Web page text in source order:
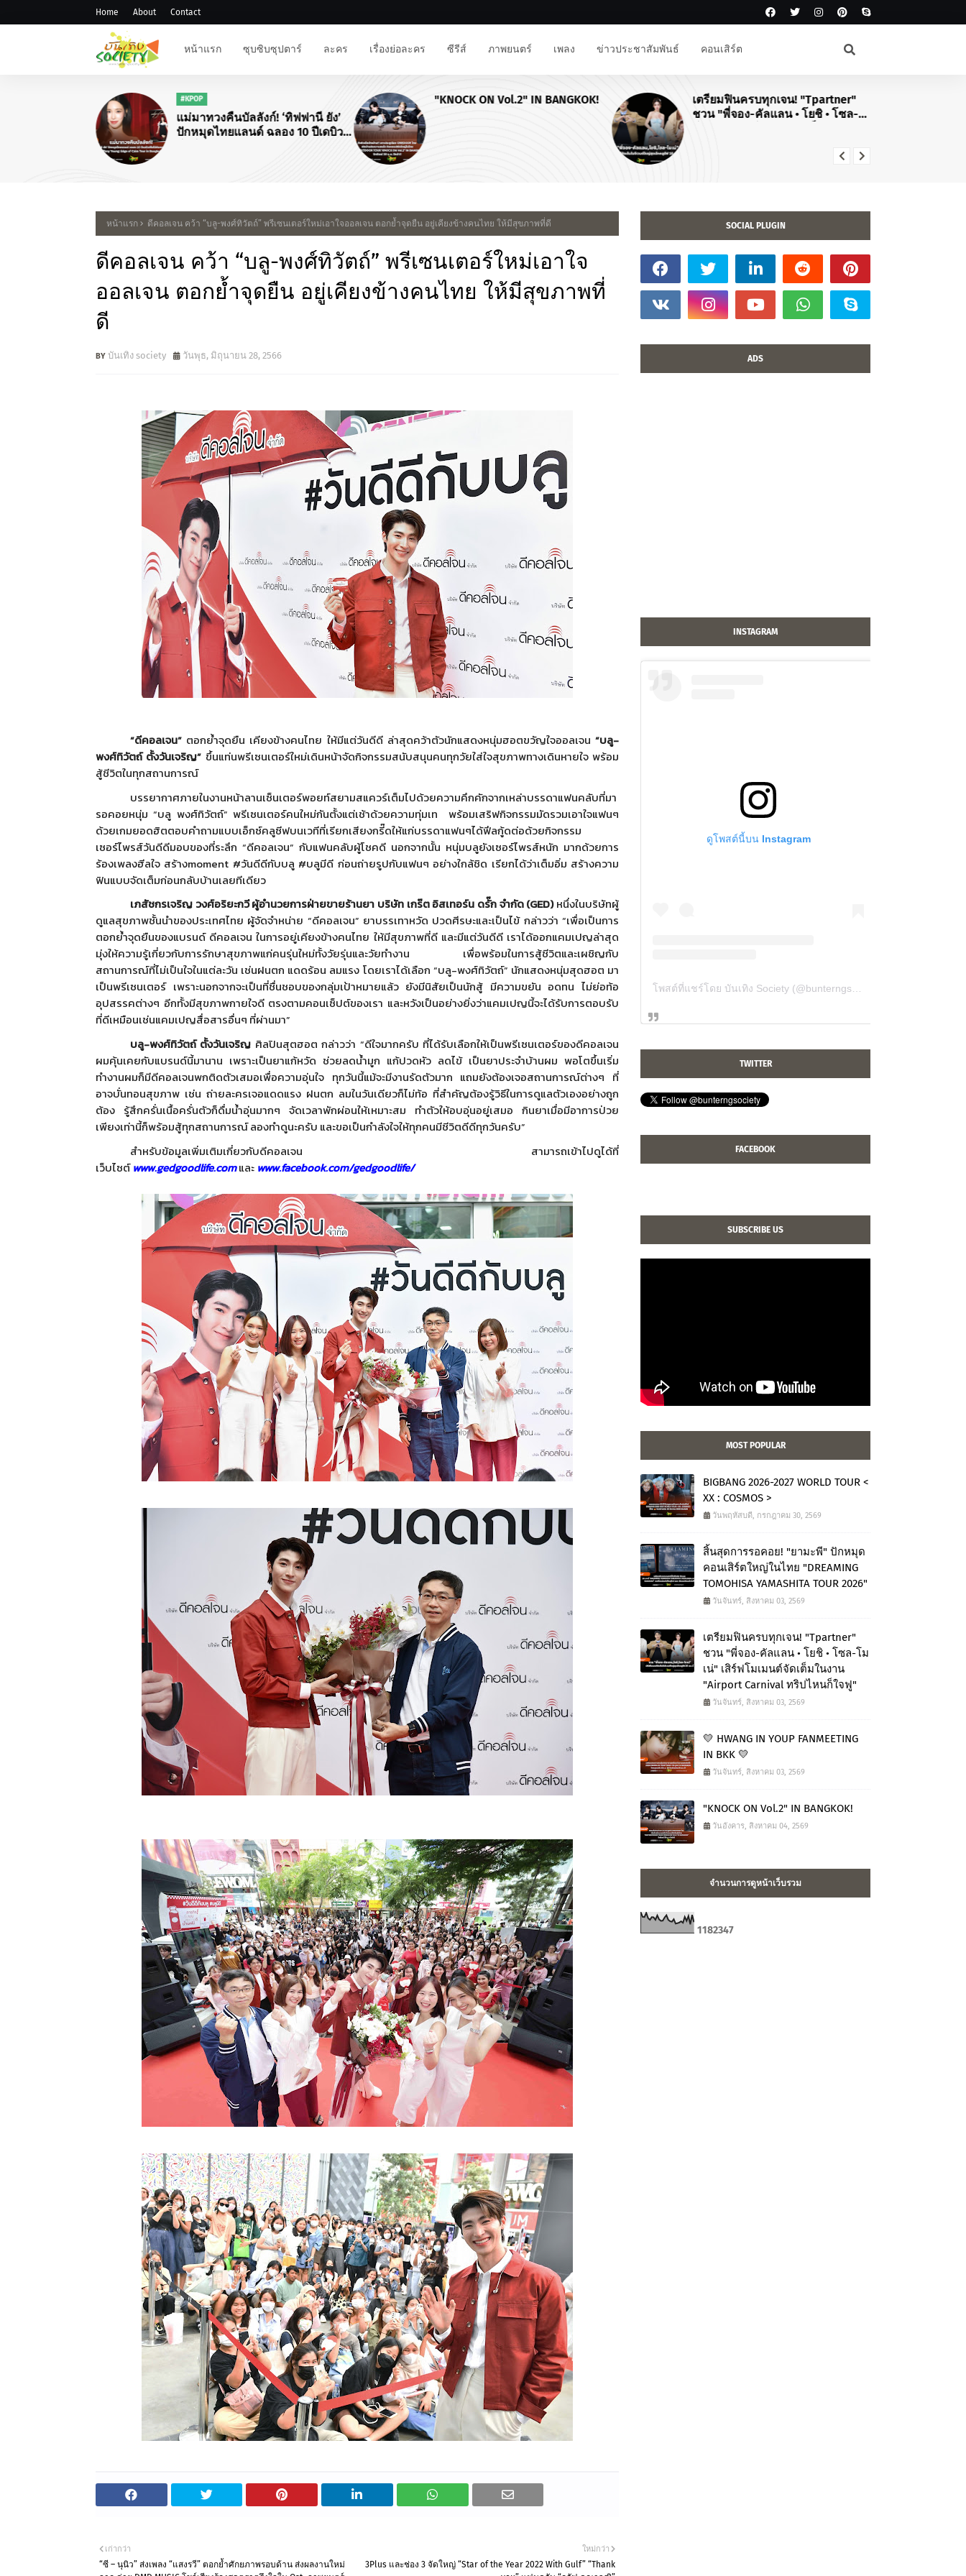
Home About Contact
หน้าแรก ซุบซิบซุปตาร์ ละคร เรื่องย่อละคร ซีรีส์ ภาพยนตร์ เพลง ข่าวประชาสัมพันธ์ คอนเสิร์ต
#KPOP
แม่มาทวงคืนบัลลังก์! ‘ทิฟฟานี ยัง’
ปักหมุดไทยแลนด์ ฉลอง 10 ปีเดบิวต์
"KNOCK ON Vol.2" IN BANGKOK!
เตรียมฟินครบทุกเจน! "Tpartner"
ชวน "พี่จอง-คัลแลน • โยชิ • โซล-
หน้าแรก ดีคอลเจน คว้า “บลู-พงศ์ทิวัตถ์” พรีเซนเตอร์ใหม่เอาใจออลเจน ตอกย้ำจุดยืน อยู่เคียงข้างคนไทย ให้มีสุขภาพที่ดี
ดีคอลเจน คว้า “บลู-พงศ์ทิวัตถ์” พรีเซนเตอร์ใหม่เอาใจ
ออลเจน ตอกย้ำจุดยืน อยู่เคียงข้างคนไทย ให้มีสุขภาพที่
ดี
บันเทิง society วันพุธ, มิถุนายน 28, 2566
“ดีคอลเจน” ตอกย้ำจุดยืน เคียงข้างคนไทย ให้มีแต่วันดีดี ล่าสุดคว้าตัวนักแสดงหนุ่มฮอตขวัญใจออลเจน“บลู-
พงศ์ทิวัตถ์ ตั้งวันเจริญ” ขึ้นแท่นพรีเซนเตอร์ใหม่เดินหน้าจัดกิจกรรมสนับสนุนคนทุกวัยใส่ใจสุขภาพทางเดินหายใจ พร้อม
สู้ชีวิตในทุกสถานการณ์
บรรยากาศภายในงานหน้าลานเซ็นเตอร์พอยท์สยามสแควร์เต็มไปด้วยความคึกคักจากเหล่าบรรดาแฟนคลับที่มา
รอคอยหนุ่ม “บลู พงศ์ทิวัตถ์” พรีเซนเตอร์คนใหม่กันตั้งแต่เช้าด้วยความทุ่มเท พร้อมเสริฟกิจกรรมมัดรวมเอาใจแฟนๆ
ด้วยเกมยอดฮิตตอบคำถามแบบเอ็กซ์คลูซีฟบนเวทีที่เรียกเสียงกรี๊ดให้แก่บรรดาแฟนๆได้ฟีลกู้ดต่อด้วยกิจกรรม
เซอร์ไพรส์วันดีดีมอบของที่ระลึก “ดีคอลเจน” กับแฟนคลับผู้โชคดี นอกจากนั้น หนุ่มบลูยังเซอร์ไพรส์หนัก มากด้วยการ
ร้องเพลงฮีลใจ สร้างmoment #วันดีดีกับบลู #บลูมีดี ก่อนถ่ายรูปกับแฟนๆ อย่างใกล้ชิด เรียกได้ว่าเต็มอิ่ม สร้างความ
ฟินแบบจัดเต็มก่อนกลับบ้านเลยทีเดียว
เภสัชกรเจริญ วงศ์อริยะกวี ผู้อำนวยการฝ่ายขายร้านยา บริษัท เกร๊ต อิสเทอร์น ดรั๊ก จำกัด (GED) หนึ่งในบริษัทผู้
ดูแลสุขภาพชั้นนำของประเทศไทย ผู้จัดจำหน่าย “ดีคอลเจน” ยาบรรเทาหวัด ปวดศีรษะและเป็นไข้ กล่าวว่า “เพื่อเป็นการ
ตอกย้ำจุดยืนของแบรนด์ ดีคอลเจน ในการอยู่เคียงข้างคนไทย ให้มีสุขภาพที่ดี และมีแต่วันดีดี เราได้ออกแคมเปญล่าสุด
มุ่งให้ความรู้เกี่ยวกับการรักษาสุขภาพแก่คนรุ่นใหม่ทั้งวัยรุ่นและวัยทำงาน เพื่อพร้อมในการสู้ชีวิตและเผชิญกับ
สถานการณ์ที่ไม่เป็นใจในแต่ละวัน เช่นฝนตก แดดร้อน ลมแรง โดยเราได้เลือก “บลู-พงศ์ทิวัตถ์” นักแสดงหนุ่มสุดฮอต มา
เป็นพรีเซนเตอร์ เพราะนอกจากจะเป็นที่ชื่นชอบของกลุ่มเป้าหมายแล้ว ยังมีนิสัยเป็นนักสู้ มีความขยัน อดทน ไม่ย่อท้อ
อุปสรรคต่างๆ อีกทั้งมีสุขภาพกายใจดี ตรงตามคอนเซ็ปต์ของเรา และหวังเป็นอย่างยิ่งว่าแคมเปญนี้จะได้รับการตอบรับ
ที่ดีเหมือนเช่นแคมเปญสื่อสารอื่นๆ ที่ผ่านมา”
บลู-พงศ์ทิวัตถ์ ตั้งวันเจริญ ศิลปินสุตฮอต กล่าวว่า “ดีใจมากครับ ที่ได้รับเลือกให้เป็นพรีเซนเตอร์ของดีคอลเจน
ผมคุ้นเคยกับแบรนด์นี้มานาน เพราะเป็นยาแก้หวัด ช่วยลดน้ำมูก แก้ปวดหัว ลดไข้ เป็นยาประจำบ้านผม พอโตขึ้นเริ่ม
ทำงานผมก็มีดีคอลเจนพกติดตัวเสมอเพื่อความอุ่นใจ ทุกวันนี้แม้จะมีงานรัดตัวมาก แถมยังต้องเจอสถานการณ์ต่างๆ ที่
อาจบั่นทอนสุขภาพ เช่น ถ่ายละครเจอแดดแรง ฝนตก ลมในวันเดียวก็ไม่ท้อ ที่สำคัญต้องรู้วิธีในการดูแลตัวเองอย่างถูก
ต้อง รู้สึกครั่นเนื้อครั่นตัวก็ดื่มน้ำอุ่นมากๆ จัดเวลาพักผ่อนให้เหมาะสม ทำตัวให้อบอุ่นอยู่เสมอ กินยาเมื่อมีอาการป่วย
เพียงเท่านี้ก็พร้อมสู้ทุกสถานการณ์ ลองทำดูนะครับ และขอเป็นกำลังใจให้ทุกคนมีชีวิตดีดีทุกวันครับ”
สำหรับข้อมูลเพิ่มเติมเกี่ยวกับดีคอลเจน สามารถเข้าไปดูได้ที่
เว็บไซต์www.gedgoodlife.comและ www.facebook.com/gedgoodlife/
ใหม่กว่า
3Plus และช่อง 3 จัดใหญ่ “Star of the Year 2022 With Gulf” “Thank
เก่ากว่า
“ซี – นุนิว” ส่งเพลง “แสงรวี” ตอกย้ำศักยภาพรอบด้าน ส่งผลงานใหม่
SOCIAL PLUGIN
ADS
INSTAGRAM
ดูโพสต์นี้บน Instagram
TWITTER
FACEBOOK
SUBSCRIBE US
MOST POPULAR
BIGBANG 2026-2027 WORLD TOUR <
XX : COSMOS >
วันพฤหัสบดี, กรกฎาคม 30, 2569
สิ้นสุดการรอคอย! "ยามะพี" ปักหมุด
คอนเสิร์ตใหญ่ในไทย "DREAMING
TOMOHISA YAMASHITA TOUR 2026"
วันจันทร์, สิงหาคม 03, 2569
เตรียมฟินครบทุกเจน! "Tpartner"
ชวน "พี่จอง-คัลแลน • โยชิ • โซล-โม
เน่" เสิร์ฟโมเมนต์จัดเต็มในงาน
"Airport Carnival ทริปไหนก็ใจฟู"
วันจันทร์, สิงหาคม 03, 2569
💛 HWANG IN YOUP FANMEETING
IN BKK 💛
วันจันทร์, สิงหาคม 03, 2569
"KNOCK ON Vol.2" IN BANGKOK!
วันอังคาร, สิงหาคม 04, 2569
จำนวนการดูหน้าเว็บรวม
1182347